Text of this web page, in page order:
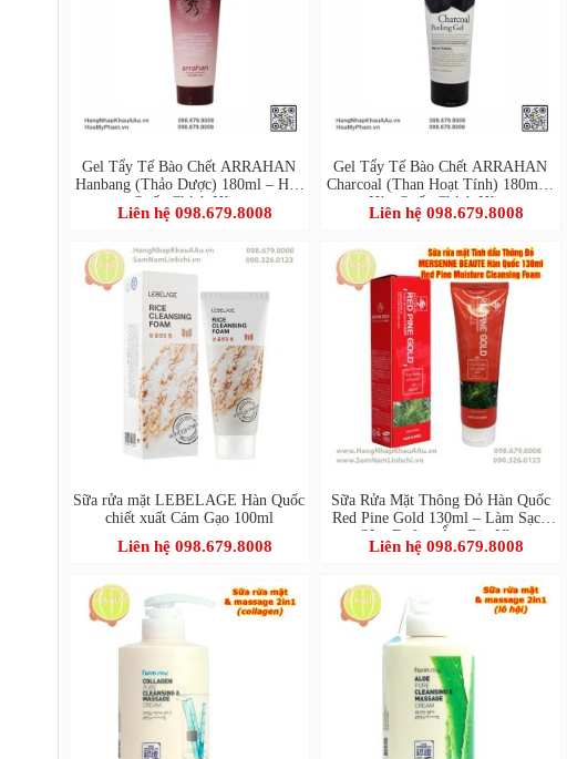
Gel Tẩy Tế Bào Chết ARRAHAN
Hanbang (Thảo Dược) 180ml – Hàn
Quốc Chính Hãng
Liên hệ 098.679.8008
Gel Tẩy Tế Bào Chết ARRAHAN
Charcoal (Than Hoạt Tính) 180ml –
Hàn Quốc Chính Hãng
Liên hệ 098.679.8008
Sữa rửa mặt LEBELAGE Hàn Quốc
chiết xuất Cám Gạo 100ml
Liên hệ 098.679.8008
Sữa Rửa Mặt Thông Đỏ Hàn Quốc
Red Pine Gold 130ml – Làm Sạch
Sâu, Dưỡng Ẩm Dịu Nhẹ
Liên hệ 098.679.8008